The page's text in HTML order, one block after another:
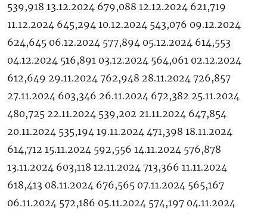
539,918 13.12.2024 679,088 12.12.2024 621,719
11.12.2024 645,294 10.12.2024 543,076 09.12.2024
624,645 06.12.2024 577,894 05.12.2024 614,553
04.12.2024 516,891 03.12.2024 564,061 02.12.2024
612,649 29.11.2024 762,948 28.11.2024 726,857
27.11.2024 603,346 26.11.2024 672,382 25.11.2024
480,725 22.11.2024 539,202 21.11.2024 647,854
20.11.2024 535,194 19.11.2024 471,398 18.11.2024
614,712 15.11.2024 592,556 14.11.2024 576,878
13.11.2024 603,118 12.11.2024 713,366 11.11.2024
618,413 08.11.2024 676,565 07.11.2024 565,167
06.11.2024 572,186 05.11.2024 574,197 04.11.2024